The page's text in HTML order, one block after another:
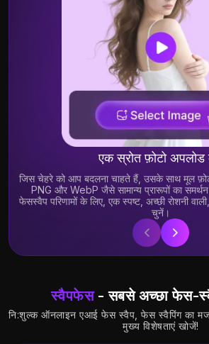
19.65K
6.46K
एक स्रोत फ़ोटो
जिस चेहरे को आप बदलना चाहते हैं, उसके साथ मूल
PNG और WebP जैसे सामान्य प्रारूपों का
फेसस्वैप परिणामों के लिए, एक स्पष्ट, अच्छी रोशनी
चुनें।
स्वैपफेस- सबसे अच्छा फेस-
नि:शुल्क ऑनलाइन एआई फेस स्वैप, फेस स्वैपिंग का
मुख्य विशेषताएं खोजें!